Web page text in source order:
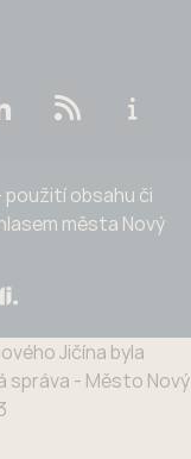
obsahu či
města Nový
Jičína byla
správa - Město Nový